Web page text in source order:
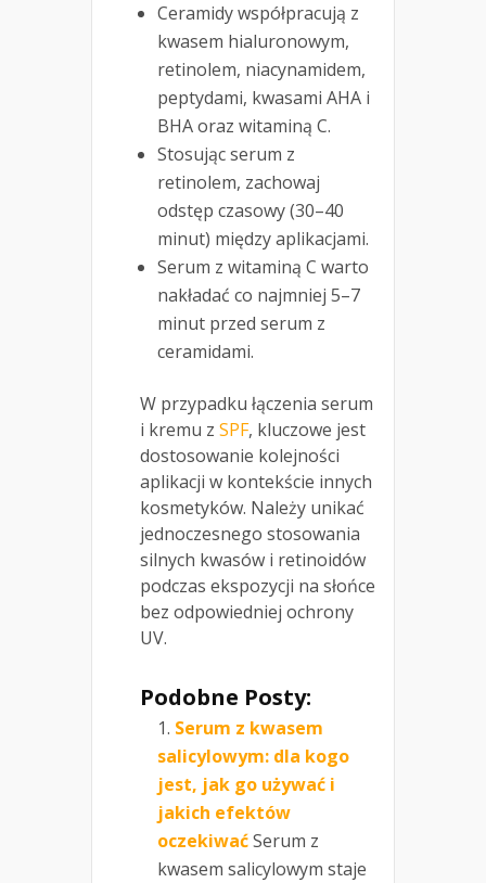
Ceramidy współpracują z
kwasem hialuronowym,
retinolem, niacynamidem,
peptydami, kwasami AHA i
BHA oraz witaminą C.
Stosując serum z
retinolem, zachowaj
odstęp czasowy (30–40
minut) między aplikacjami.
Serum z witaminą C warto
nakładać co najmniej 5–7
minut przed serum z
ceramidami.
W przypadku łączenia serum
i kremu z SPF, kluczowe jest
dostosowanie kolejności
aplikacji w kontekście innych
kosmetyków. Należy unikać
jednoczesnego stosowania
silnych kwasów i retinoidów
podczas ekspozycji na słońce
bez odpowiedniej ochrony
UV.
Podobne Posty:
Serum z kwasem
salicylowym: dla kogo
jest, jak go używać i
jakich efektów
oczekiwaćSerum z
kwasem salicylowym staje